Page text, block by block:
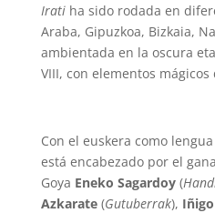
Iratiha sido rodada en
Araba, Gipuzkoa, Bizkaia,
ambientada en la oscura
VIII, con elementos
Con el euskera como
está encabezado por el
Goya Eneko Sagardoy(
Azkarate (Gutuberrak),